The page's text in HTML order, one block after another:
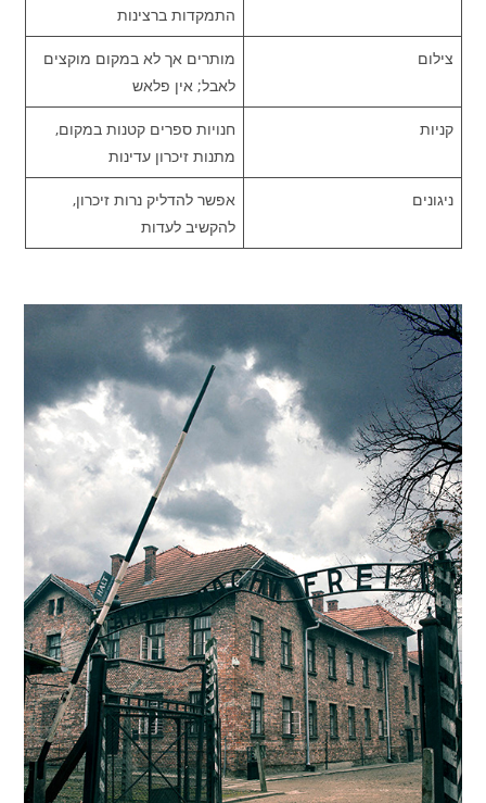
התמקדות ברצינות
צילום
מותרים אך לא במקום מוקצים
לאבל; אין פלאש
קניות
חנויות ספרים קטנות במקום,
מתנות זיכרון עדינות
ניגונים
אפשר להדליק נרות זיכרון,
להקשיב לעדות